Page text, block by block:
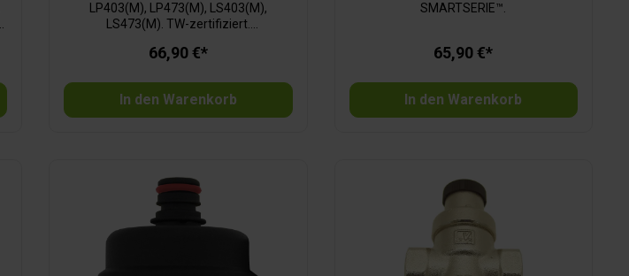
LP403(M), LP473(M), LS403(M),
LS473(M). TW-zertifiziert.
Ventilsatz komplett, Membransatz
Befestigungsschrauben.
66,90 €*
In den Warenkorb
SMARTSERIE™.
65,90 €*
In den Warenkorb